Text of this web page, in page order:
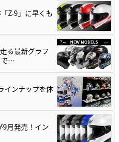
Z-9」に早くも
る最新グラフ
で…
インナップを体
9月発売！イン